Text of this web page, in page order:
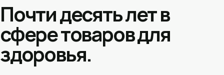
Почти десять лет в
сфере товаров для
здоровья.